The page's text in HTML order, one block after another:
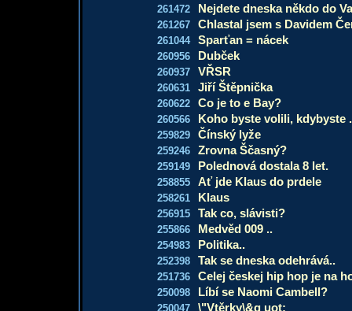
261472 Nejdete dneska někdo do
261267 Chlastal jsem s Davidem
261044 Sparťan = nácek
260956 Dubček
260937 VŘSR
260631 Jiří Štěpnička
260622 Co je to e Bay?
260566 Koho byste volili, kdybyste
259829 Čínský lyže
259246 Zrovna Ščasný?
259149 Polednová dostala 8 let.
258855 Ať jde Klaus do prdele
258261 Klaus
256915 Tak co, slávisti?
255866 Medvěd 009 ..
254983 Politika..
252398 Tak se dneska odehrává..
251736 Celej českej hip hop je na
250098 Líbí se Naomi Cambell?
250047 \"Vtěrky\&q uot;